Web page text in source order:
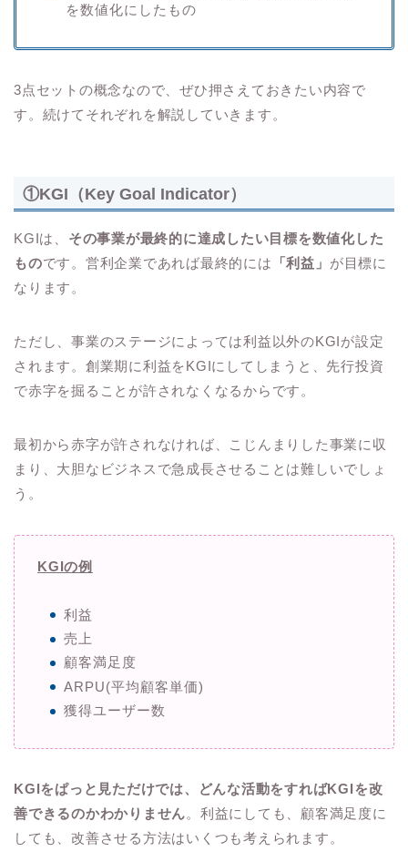
を数値化にしたもの
3点セットの概念なので、ぜひ押さえておきたい内容で
す。続けてそれぞれを解説していきます。
①KGI（Key Goal Indicator）
KGIは、 その事業が最終的に達成したい目標を数値化した
ものです。営利企業であれば最終的には 「利益」 が目標に
なります。
ただし、事業のステージによっては利益以外のKGIが設定
されます。創業期に利益をKGIにしてしまうと、先行投資
で赤字を掘ることが許されなくなるからです。
最初から赤字が許されなければ、こじんまりした事業に収
まり、大胆なビジネスで急成長させることは難しいでしょ
う。
KGIの例
利益
売上
顧客満足度
ARPU(平均顧客単価)
獲得ユーザー数
KGIをぱっと見ただけでは、どんな活動をすればKGIを改
善できるのかわかりません。利益にしても、顧客満足度に
しても、改善させる方法はいくつも考えられます。